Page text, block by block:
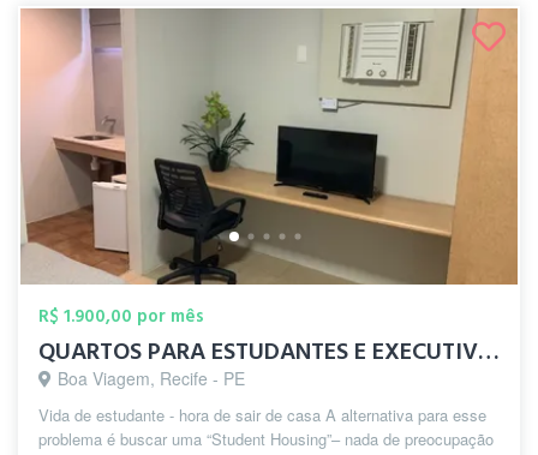
R$ 1.900,00 por mês
QUARTOS PARA ESTUDANTES E EXECUTIVOS EM ...
Boa Viagem, Recife - PE
Vida de estudante - hora de sair de casa A alternativa para esse
problema é buscar uma “Student Housing”– nada de preocupação